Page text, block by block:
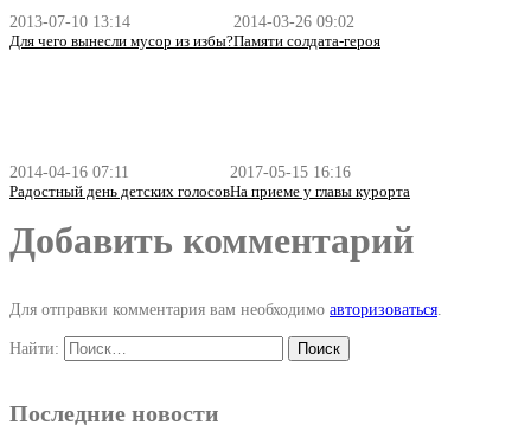
2013-07-10 13:14
Для чего вынесли мусор из избы?
2014-03-26 09:02
Памяти солдата-героя
2014-04-16 07:11
Радостный день детских голосов
2017-05-15 16:16
На приеме у главы курорта
Добавить комментарий
Для отправки комментария вам необходимо авторизоваться
Найти:
Последние новости